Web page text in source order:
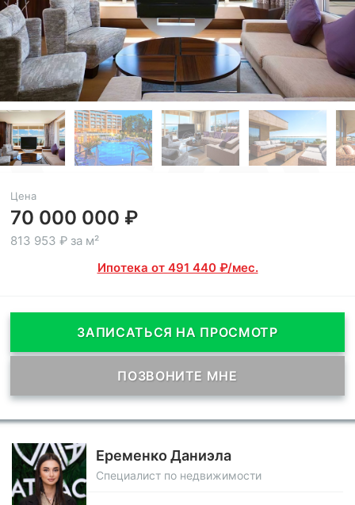
Цена
70 000 000 ₽
813 953 ₽ за м²
Ипотека от 491 440 ₽/мес.
ЗАПИСАТЬСЯ НА ПРОСМОТР
ПОЗВОНИТЕ МНЕ
Еременко Даниэла
Специалист по недвижимости